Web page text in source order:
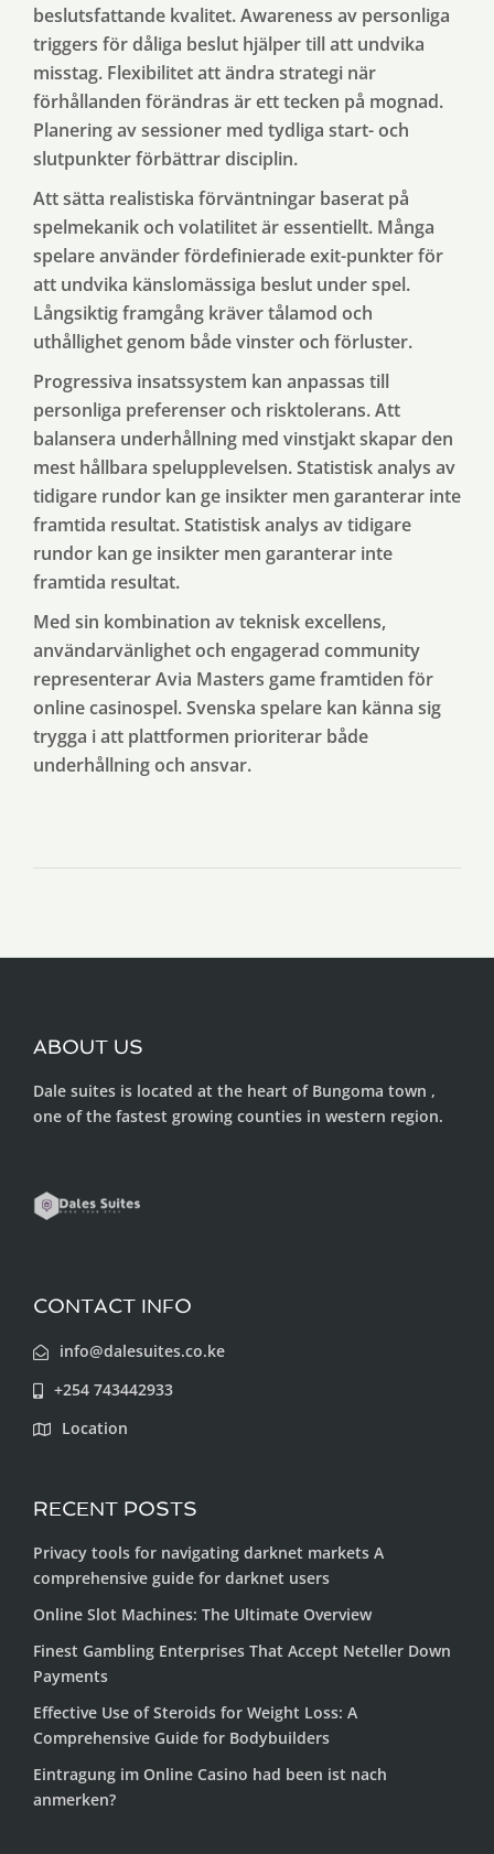
beslutsfattande kvalitet. Awareness av personliga
triggers för dåliga beslut hjälper till att undvika
misstag. Flexibilitet att ändra strategi när
förhållanden förändras är ett tecken på mognad.
Planering av sessioner med tydliga start- och
slutpunkter förbättrar disciplin.
Att sätta realistiska förväntningar baserat på
spelmekanik och volatilitet är essentiellt. Många
spelare använder fördefinierade exit-punkter för
att undvika känslomässiga beslut under spel.
Långsiktig framgång kräver tålamod och
uthållighet genom både vinster och förluster.
Progressiva insatssystem kan anpassas till
personliga preferenser och risktolerans. Att
balansera underhållning med vinstjakt skapar den
mest hållbara spelupplevelsen. Statistisk analys av
tidigare rundor kan ge insikter men garanterar inte
framtida resultat. Statistisk analys av tidigare
rundor kan ge insikter men garanterar inte
framtida resultat.
Med sin kombination av teknisk excellens,
användarvänlighet och engagerad community
representerar Avia Masters game framtiden för
online casinospel. Svenska spelare kan känna sig
trygga i att plattformen prioriterar både
underhållning och ansvar.
ABOUT US
Dale suites is located at the heart of Bungoma town ,
one of the fastest growing counties in western region.
CONTACT INFO
info@dalesuites.co.ke
+254 743442933
Location
RECENT POSTS
Privacy tools for navigating darknet markets A
comprehensive guide for darknet users
Online Slot Machines: The Ultimate Overview
Finest Gambling Enterprises That Accept Neteller Down
Payments
Effective Use of Steroids for Weight Loss: A
Comprehensive Guide for Bodybuilders
Eintragung im Online Casino had been ist nach
anmerken?